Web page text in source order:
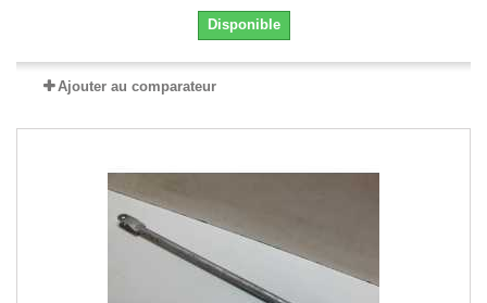
Disponible
Ajouter au comparateur